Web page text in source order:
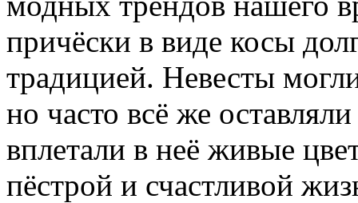
причёски в виде косы
традицией. Невесты
но часто всё же
вплетали в неё живые
пёстрой и счастливой